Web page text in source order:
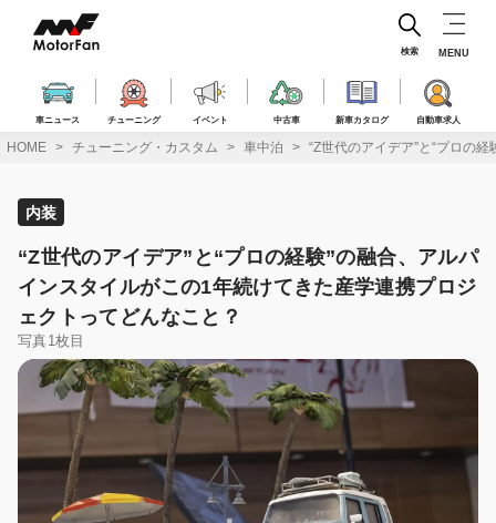
ス
車ニュース チューニング イベント 中古車 新車カタログ 自動車求人
検索 MENU
HOME チューニング・カスタム 車中泊 “Z世代のアイデア”と“プロの
内装
“Z世代のアイデア”と“プロの経験”の融合、アルパ
インスタイルがこの1年続けてきた産学連携プロジ
ェクトってどんなこと？
写真1枚目